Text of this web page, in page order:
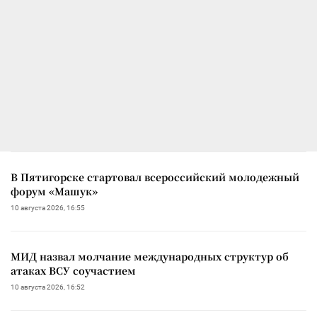
В Пятигорске стартовал всероссийский молодежный
форум «Машук»
10 августа 2026, 16:55
МИД назвал молчание международных структур об
атаках ВСУ соучастием
10 августа 2026, 16:52